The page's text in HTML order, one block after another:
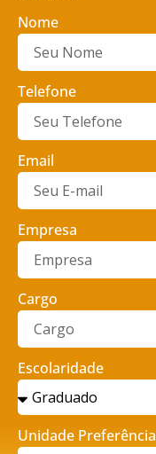
Nome
Telefone
Email
Empresa
Cargo
Escolaridade
Unidade Preferência